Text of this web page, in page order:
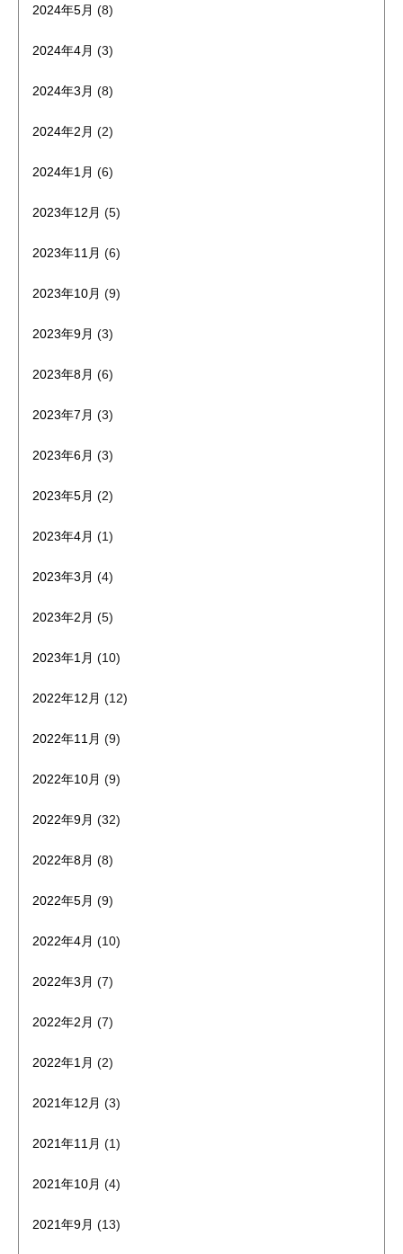
2024年5月 (8)
2024年4月 (3)
2024年3月 (8)
2024年2月 (2)
2024年1月 (6)
2023年12月 (5)
2023年11月 (6)
2023年10月 (9)
2023年9月 (3)
2023年8月 (6)
2023年7月 (3)
2023年6月 (3)
2023年5月 (2)
2023年4月 (1)
2023年3月 (4)
2023年2月 (5)
2023年1月 (10)
2022年12月 (12)
2022年11月 (9)
2022年10月 (9)
2022年9月 (32)
2022年8月 (8)
2022年5月 (9)
2022年4月 (10)
2022年3月 (7)
2022年2月 (7)
2022年1月 (2)
2021年12月 (3)
2021年11月 (1)
2021年10月 (4)
2021年9月 (13)